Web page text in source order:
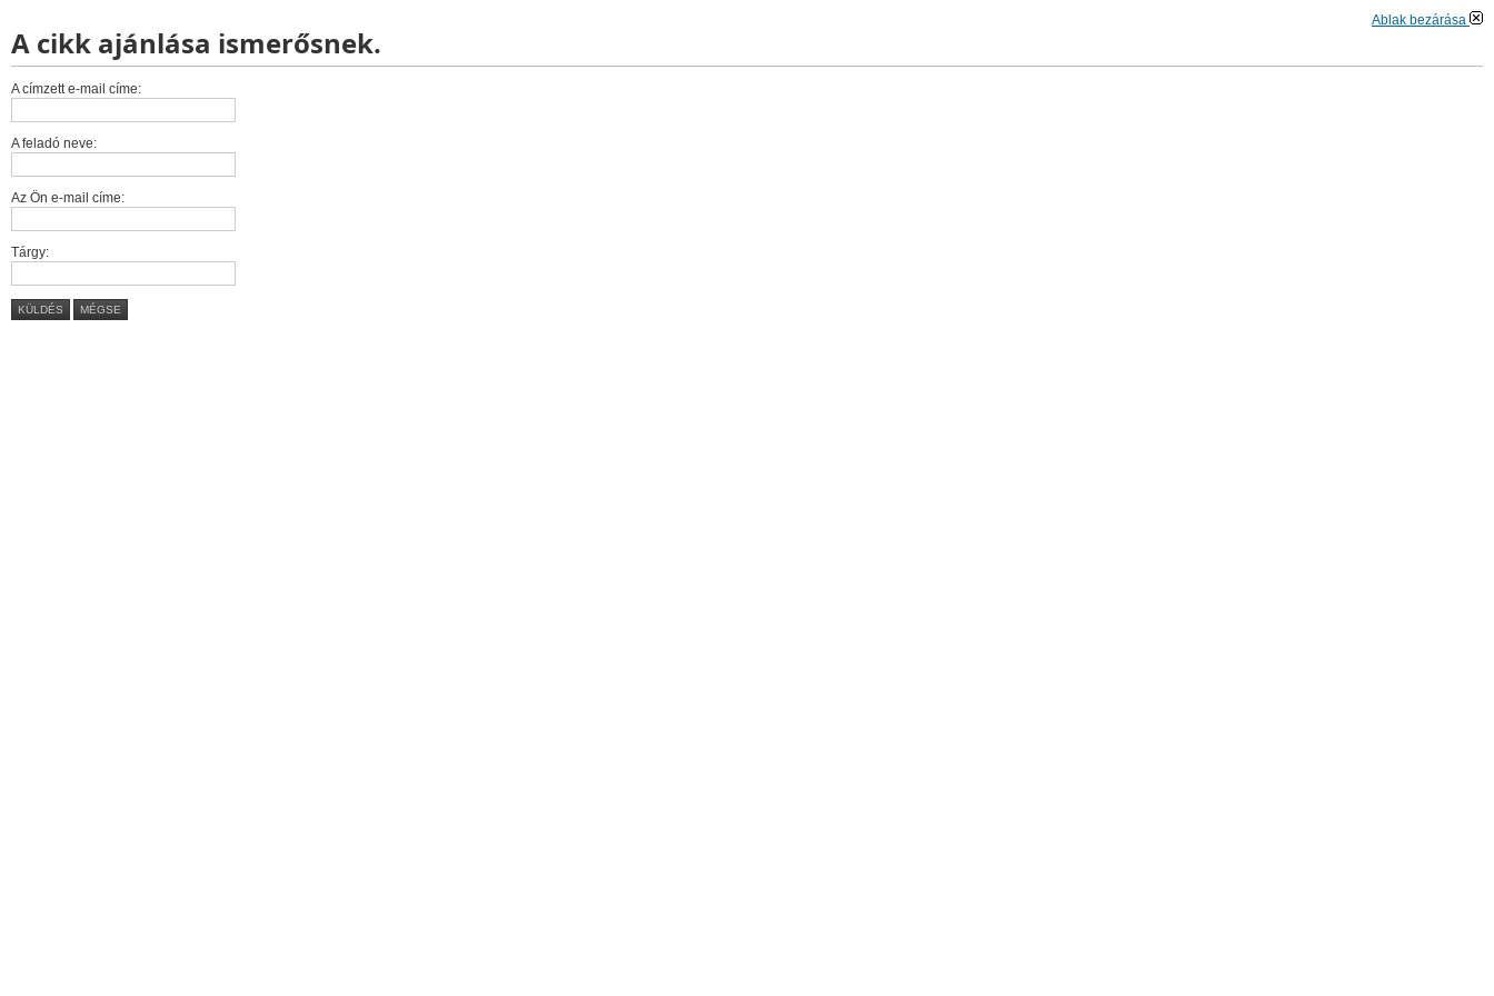
Ablak bezárása
A cikk ajánlása ismerősnek.
A címzett e-mail címe:
A feladó neve:
Az Ön e-mail címe:
Tárgy:
KÜLDÉS MÉGSE